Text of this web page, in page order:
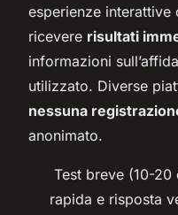
esperienze interattive
ricevere risultati
informazioni
utilizzato. Diverse
nessuna
anonimato.
Test breve (10-
rapida e risposta